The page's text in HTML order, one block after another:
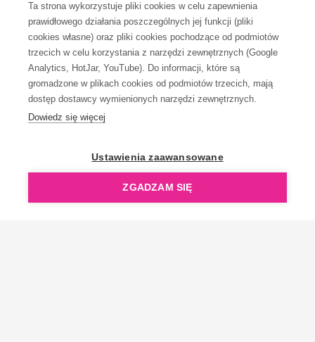
Ta strona wykorzystuje pliki cookies w celu zapewnienia
prawidłowego działania poszczególnych jej funkcji (pliki
cookies własne) oraz pliki cookies pochodzące od podmiotów
trzecich w celu korzystania z narzędzi zewnętrznych (Google
Analytics, HotJar, YouTube). Do informacji, które są
gromadzone w plikach cookies od podmiotów trzecich, mają
dostęp dostawcy wymienionych narzędzi zewnętrznych.
Dowiedz się więcej
Ustawienia zaawansowane
ZGADZAM SIĘ
KONTAKT
OpenGift jest częścią ReflectGroup.